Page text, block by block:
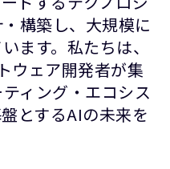
構築し、大規模に
ます。私たちは、
ウェア開発者が集
ィング・エコシス
とするAIの未来を